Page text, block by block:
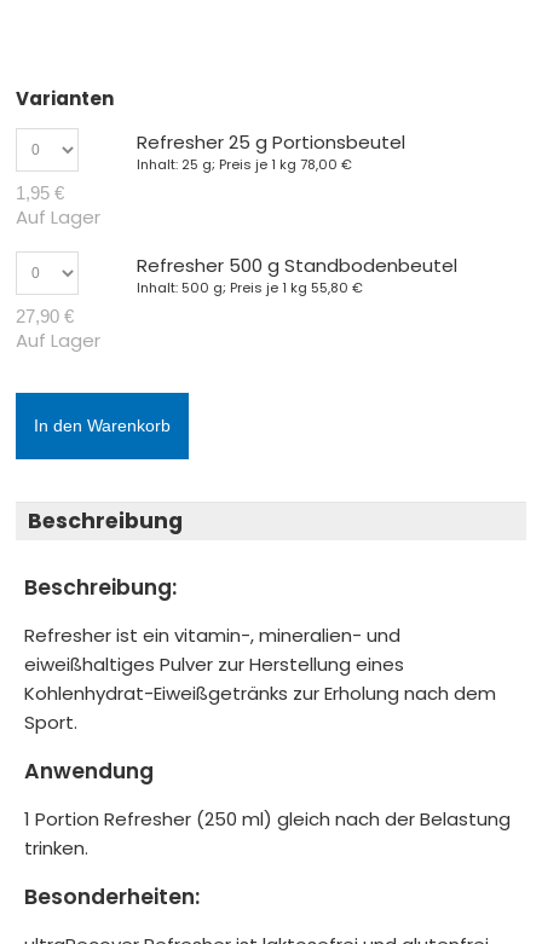
Varianten
Refresher 25 g Portionsbeutel
Inhalt: 25 g; Preis je 1 kg 78,00 €
1,95 €
Auf Lager
Refresher 500 g Standbodenbeutel
Inhalt: 500 g; Preis je 1 kg 55,80 €
27,90 €
Auf Lager
In den Warenkorb
Beschreibung
Beschreibung:
Refresher ist ein vitamin-, mineralien- und
eiweißhaltiges Pulver zur Herstellung eines
Kohlenhydrat-Eiweißgetränks zur Erholung nach dem
Sport.
Anwendung
1 Portion Refresher (250 ml) gleich nach der Belastung
trinken.
Besonderheiten: